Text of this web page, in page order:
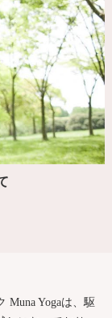
Muna Yogaは、駆